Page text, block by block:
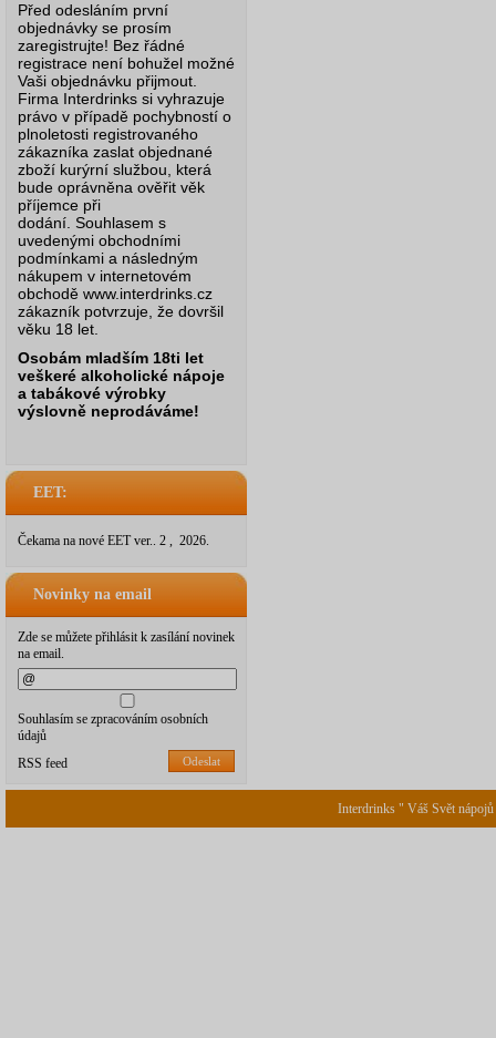
Před odesláním první
objednávky se prosím
zaregistrujte! Bez řádné
registrace není bohužel možné
Vaši objednávku přijmout.
Firma Interdrinks si vyhrazuje
právo v případě pochybností o
plnoletosti registrovaného
zákazníka zaslat objednané
zboží kurýrní službou, která
bude oprávněna ověřit věk
příjemce při
dodání. Souhlasem s
uvedenými obchodními
podmínkami a následným
nákupem v internetovém
obchodě www.interdrinks.cz
zákazník potvrzuje, že dovršil
věku 18 let.
Osobám mladším 18ti let
veškeré alkoholické nápoje
a tabákové výrobky
výslovně neprodáváme!
EET:
Čekama na nové EET ver.. 2 , 2026.
Novinky na email
Zde se můžete přihlásit k zasílání novinek
na email.
Souhlasím se zpracováním osobních
údajů
Odeslat
RSS feed
Interdrinks " Váš Svět